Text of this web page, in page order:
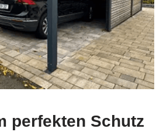
perfekten Schutz